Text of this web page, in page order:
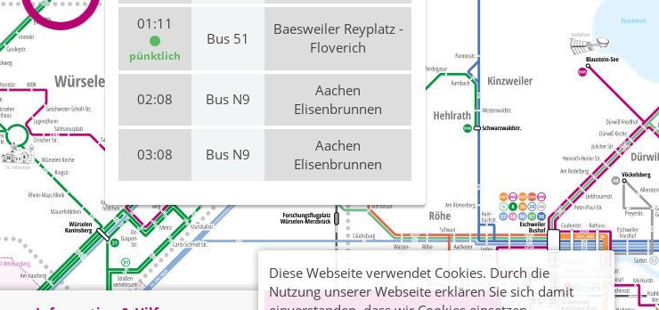
01:11
pünktlich
Bus 51
Baesweiler Reyplatz -
Floverich
02:08 Bus N9
Aachen
Elisenbrunnen
03:08 Bus N9
Aachen
Elisenbrunnen
Diese Webseite verwendet Cookies. Durch die
Nutzung unserer Webseite erklären Sie sich damit